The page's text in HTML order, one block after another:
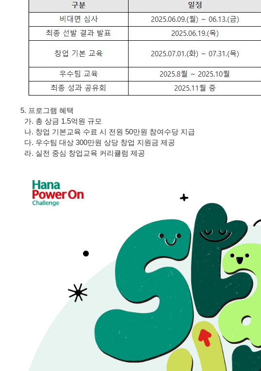
5. 프로그램 혜택
가. 총 상금 1.5억원 규모
나. 창업 기본교육 수료 시 전원 50만원 참여수당 지급
다. 우수팀 대상 300만원 상당 창업 지원금 제공
라. 실전 중심 창업교육 커리큘럼 제공